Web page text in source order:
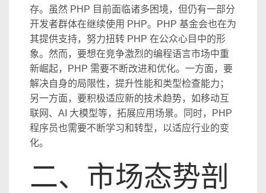
存。虽然 PHP 目前面临诸多困境，但仍有一部分
开发者群体在继续使用 PHP。PHP 基金会也在为
其提供支持，努力扭转 PHP 在公众心目中的形
象。然而，要想在竞争激烈的编程语言市场中重
新崛起，PHP 需要不断改进和优化。一方面，要
解决自身的局限性，提升性能和类型检查能力；
另一方面，要积极适应新的技术趋势，如移动互
联网、AI 大模型等，拓展应用场景。同时，PHP
程序员也需要不断学习和转型，以适应行业的变
化。
二、市场态势剖